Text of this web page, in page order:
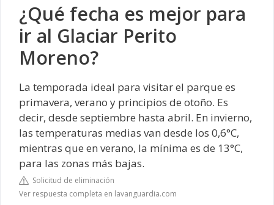
¿Qué fecha es mejor para
ir al Glaciar Perito
Moreno?
La temporada ideal para visitar el parque es
primavera, verano y principios de otoño. Es
decir, desde septiembre hasta abril. En invierno,
las temperaturas medias van desde los 0,6°C,
mientras que en verano, la mínima es de 13°C,
para las zonas más bajas.
Solicitud de eliminación
Ver respuesta completa en lavanguardia.com